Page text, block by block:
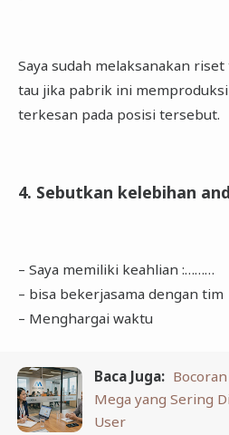
Saya sudah melaksanakan
tau jika pabrik ini memproduksi
terkesan pada posisi tersebut.
4. Sebutkan kelebihan
– Saya memiliki keahlian :………
– bisa bekerjasama dengan tim
– Menghargai waktu
Baca Juga:
Mega yang Sering
User